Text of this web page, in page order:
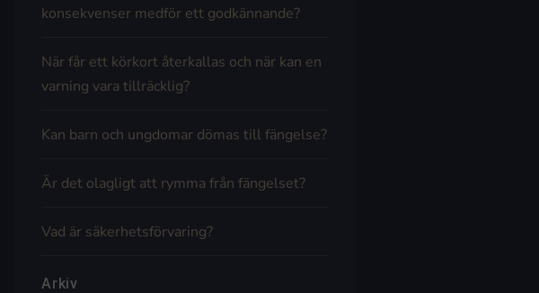
konsekvenser medför ett godkännande?
När får ett körkort återkallas och när kan en
varning vara tillräcklig?
Kan barn och ungdomar dömas till fängelse?
Är det olagligt att rymma från fängelset?
Vad är säkerhetsförvaring?
Arkiv